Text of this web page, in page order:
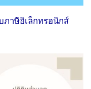
ภาษีอิเล็กทรอนิกส์